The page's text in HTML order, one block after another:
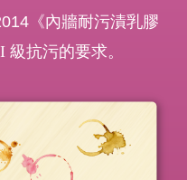
《內牆耐污漬乳膠
I 級抗污的要求。